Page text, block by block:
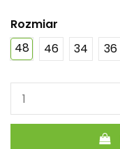
Rozmiar
48
46 34 36